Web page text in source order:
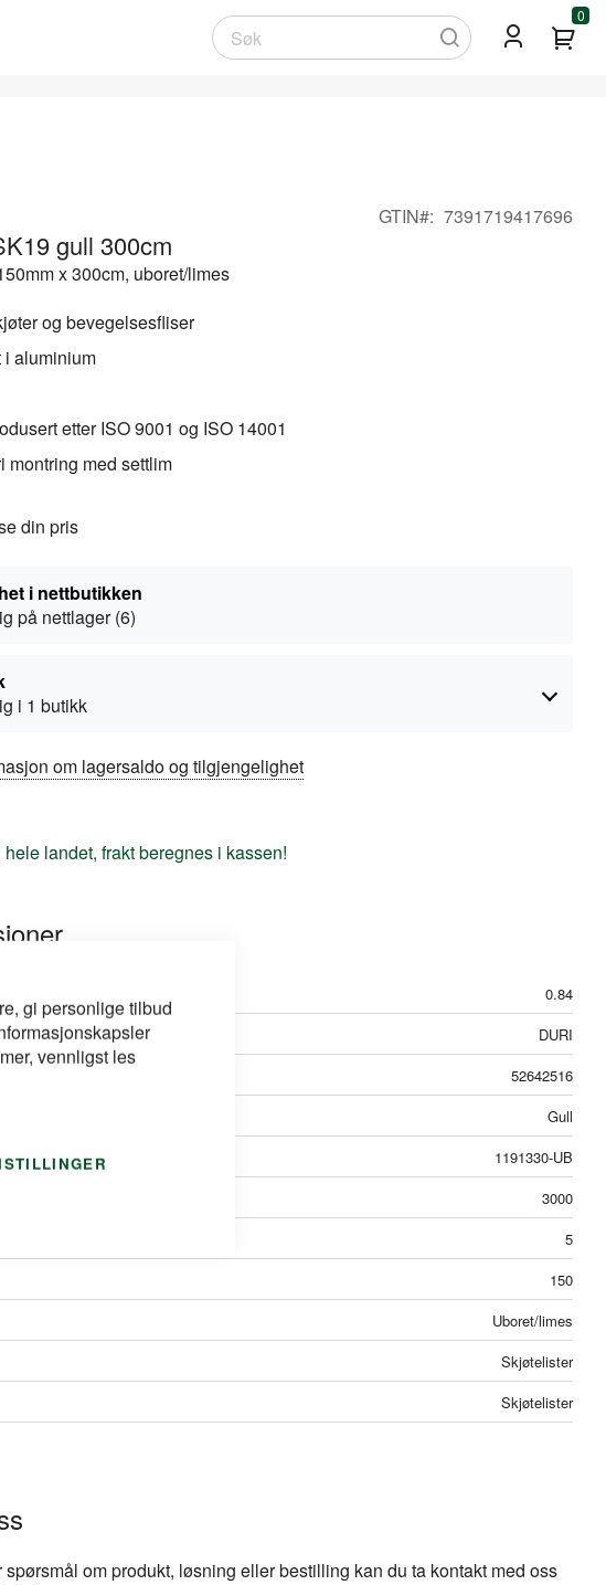
gi personlige tilbud
vennligst les
Søk
0
gull 300cm
GTIN 7391719417696
x 300cm, uboret/limes
og bevegelsesfliser
i aluminium
etter ISO 9001 og ISO 14001
montring med settlim
din pris
i nettbutikken
på nettlager (6)
i 1 butikk
om lagersaldo og tilgjengelighet
landet, frakt beregnes i kassen!
0.84
DURI
52642516
Gull
1191330-UB
3000
5
150
Uboret/limes
Skjøtelister
Skjøtelister
spørsmål om produkt, løsning eller bestilling kan du ta kontakt med oss